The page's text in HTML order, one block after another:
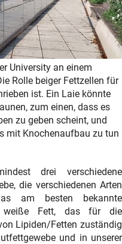
University an einem
Rolle beiger Fettzellen für
ist. Ein Laie könnte
zum einen, dass es
zu geben scheint, und
mit Knochenaufbau zu tun
drei verschiedene
die verschiedenen Arten
am besten bekannte
weiße Fett, das für die
Lipiden/Fetten zuständig
und in unserer